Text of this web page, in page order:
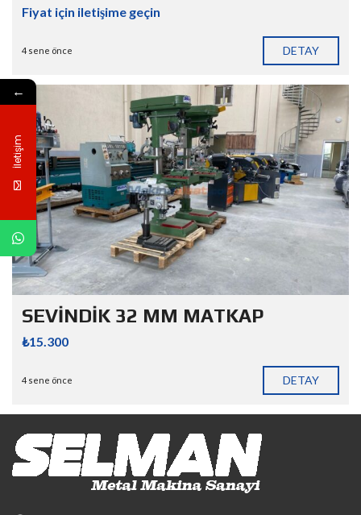
Fiyat için iletişime geçin
4 sene önce DETAY
SEVİNDİK 32 MM MATKAP
₺15.300
4 sene önce DETAY
←
İletişim